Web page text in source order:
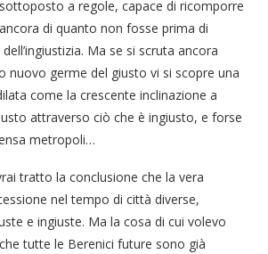
a regole, capace di ricomporre
di quanto non fosse prima di
Ma se si scruta ancora
nuovo germe del giusto vi si scopre una
come la crescente inclinazione a
attraverso ciò che è ingiusto, e forse
metropoli…
tratto la conclusione che la vera
nel tempo di città diverse,
e ingiuste. Ma la cosa di cui volevo
tutte le Berenici future sono già